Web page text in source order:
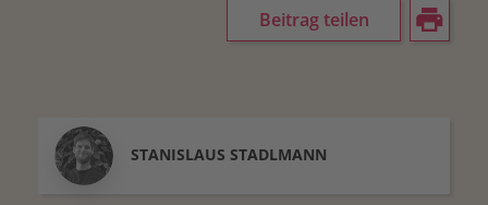
Beitrag teilen
STANISLAUS STADLMANN